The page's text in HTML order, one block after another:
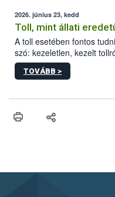
vonni az ebek
2026. június 23, kedd
Toll, mint állati
A toll esetében fontos
szó: kezeletlen, kezelt
„végpontját”.
TOVÁBB >